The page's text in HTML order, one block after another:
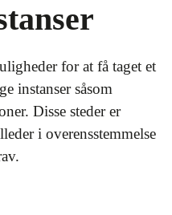
for at få taget et
instanser såsom
Disse steder er
i overensstemmelse